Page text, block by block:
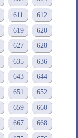
611 612
619 620
627 628
635 636
643 644
651 652
659 660
667 668